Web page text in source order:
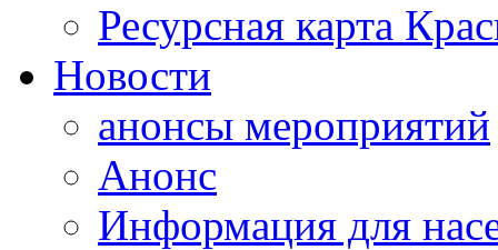
Ресурсная карта
Новости
анонсы мероприятий
Анонс
Информация для